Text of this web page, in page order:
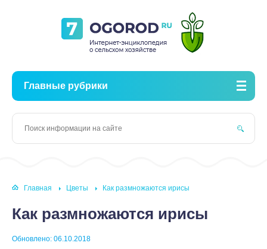
Главные рубрики
Главная Цветы Как размножаются ирисы
Как размножаются ирисы
Обновлено: 06.10.2018